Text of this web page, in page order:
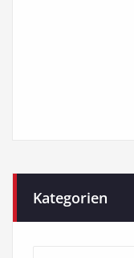
Kategorien